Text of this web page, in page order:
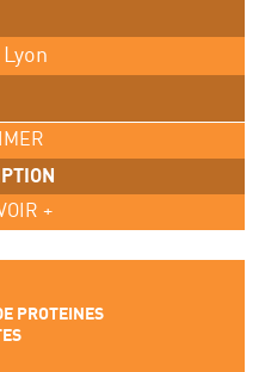
+
PROTEINES